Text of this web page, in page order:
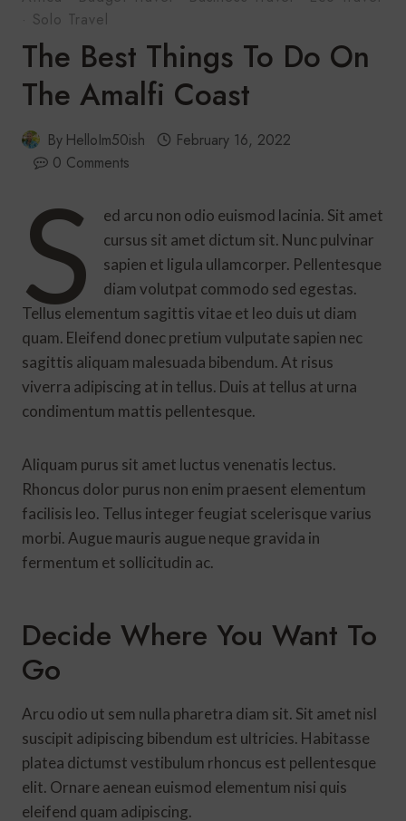
· Solo Travel
The Best Things To Do On
The Amalfi Coast
By HelloIm50ish
February 16, 2022
0 Comments
S
ed arcu non odio euismod lacinia. Sit amet
cursus sit amet dictum sit. Nunc pulvinar
sapien et ligula ullamcorper. Pellentesque
diam volutpat commodo sed egestas.
Tellus elementum sagittis vitae et leo duis ut diam
quam. Eleifend donec pretium vulputate sapien nec
sagittis aliquam malesuada bibendum. At risus
viverra adipiscing at in tellus. Duis at tellus at urna
condimentum mattis pellentesque.
Aliquam purus sit amet luctus venenatis lectus.
Rhoncus dolor purus non enim praesent elementum
facilisis leo. Tellus integer feugiat scelerisque varius
morbi. Augue mauris augue neque gravida in
fermentum et sollicitudin ac.
Decide Where You Want To
Go
Arcu odio ut sem nulla pharetra diam sit. Sit amet nisl
suscipit adipiscing bibendum est ultricies. Habitasse
platea dictumst vestibulum rhoncus est pellentesque
elit. Ornare aenean euismod elementum nisi quis
eleifend quam adipiscing.